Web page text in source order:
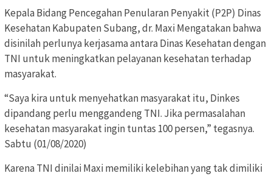
Kepala Bidang Pencegahan Penularan Penyakit (P2P) Dinas
Kesehatan Kabupaten Subang, dr. Maxi Mengatakan bahwa
disinilah perlunya kerjasama antara Dinas Kesehatan dengan
TNI untuk meningkatkan pelayanan kesehatan terhadap
masyarakat.
“Saya kira untuk menyehatkan masyarakat itu, Dinkes
dipandang perlu menggandeng TNI. Jika permasalahan
kesehatan masyarakat ingin tuntas 100 persen,” tegasnya.
Sabtu (01/08/2020)
Karena TNI dinilai Maxi memiliki kelebihan yang tak dimiliki